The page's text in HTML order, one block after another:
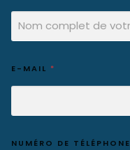
E-MAIL *
NUMÉRO DE TÉLÉPHONE